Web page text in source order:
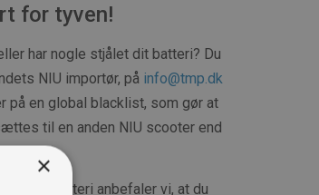
for tyven!
har nogle stjålet dit batteri? Du
NIU importør, på info@tmp.dk
en global blacklist, som gør at
til en anden NIU scooter end
ekstra batteri anbefaler vi, at du
×